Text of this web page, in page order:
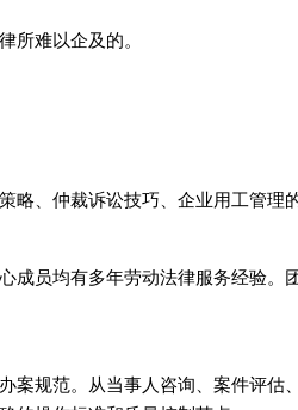
所难以企及的。
略、仲裁诉讼技巧、企业用工管理
成员均有多年劳动法律服务经验。
案规范。从当事人咨询、案件评估